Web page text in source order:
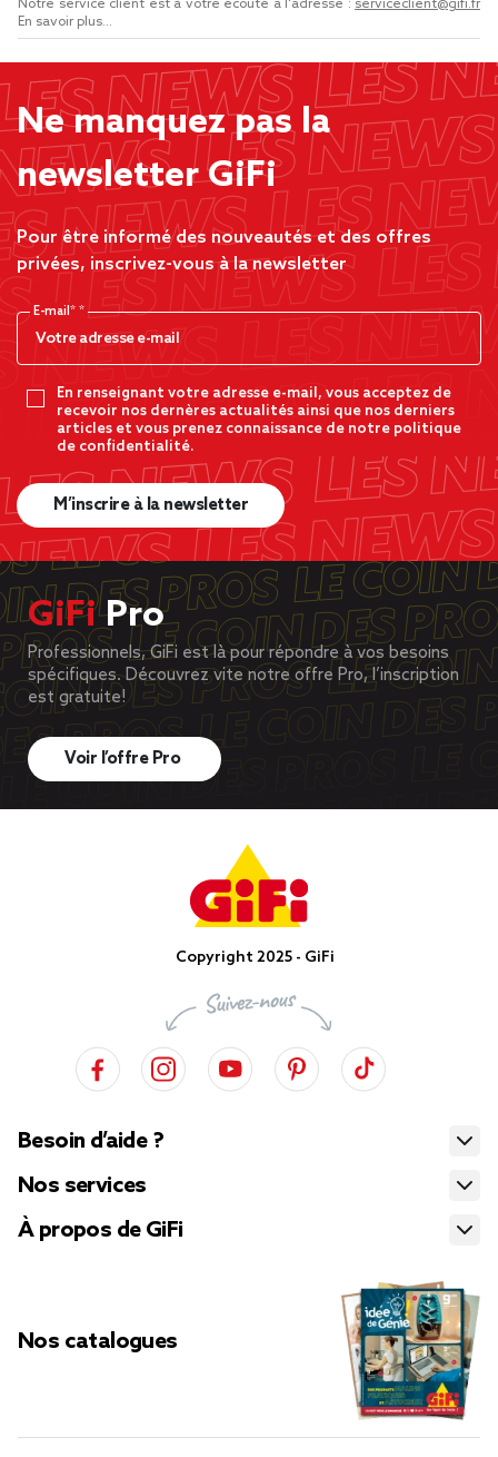
Notre service client est à votre écoute à l'adresse : serviceclient@gifi.fr
En savoir plus...
Ne manquez pas la
newsletter GiFi
Pour être informé des nouveautés et des offres
privées, inscrivez-vous à la newsletter
E-mail*
En renseignant votre adresse e-mail, vous acceptez de
recevoir nos dernères actualités ainsi que nos derniers
articles et vous prenez connaissance de notre politique
de confidentialité.
M’inscrire à la newsletter
GiFiPro
Professionnels, GiFi est là pour répondre à vos besoins
spécifiques. Découvrez vite notre offre Pro, l’inscription
est gratuite!
Voir l’offre Pro
Copyright 2025 - GiFi
Besoin d’aide ?
Nos services
À propos de GiFi
Nos catalogues